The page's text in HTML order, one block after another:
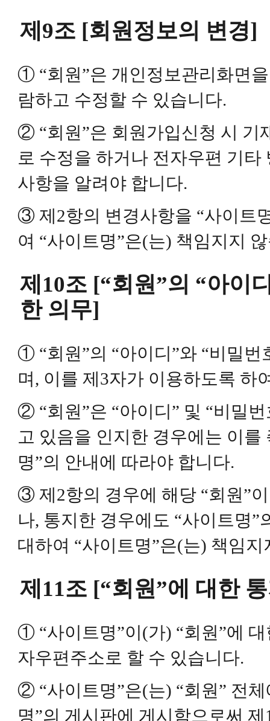
제9조 [회원정보의 변경]
① “회원”은 개인정보관리화면
람하고 수정할 수 있습니다.
② “회원”은 회원가입신청 시 기
로 수정을 하거나 전자우편 기
사항을 알려야 합니다.
③ 제2항의 변경사항을 “사이트
여 “사이트명”은(는) 책임지지
제10조 [“회원”의 “아이
한 의무]
① “회원”의 “아이디”와 “비밀번
며, 이를 제3자가 이용하도록 하
② “회원”은 “아이디” 및 “비밀
고 있음을 인지한 경우에는 이를
명”의 안내에 따라야 합니다.
③ 제2항의 경우에 해당 “회원”
나, 통지한 경우에도 “사이트명
대하여 “사이트명”은(는) 책임지
제11조 [“회원”에 대한
① “사이트명”이(가) “회원”에
자우편주소로 할 수 있습니다.
② “사이트명”은(는) “회원” 전
명”의 게시판에 게시함으로써